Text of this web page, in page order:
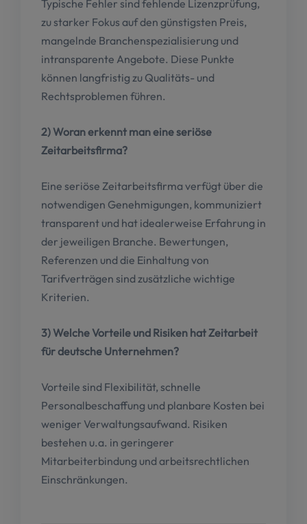
Typische Fehler sind fehlende Lizenzprüfung,
zu starker Fokus auf den günstigsten Preis,
mangelnde Branchenspezialisierung und
intransparente Angebote. Diese Punkte
können langfristig zu Qualitäts- und
Rechtsproblemen führen.
2) Woran erkennt man eine seriöse
Zeitarbeitsfirma?
Eine seriöse Zeitarbeitsfirma verfügt über die
notwendigen Genehmigungen, kommuniziert
transparent und hat idealerweise Erfahrung in
der jeweiligen Branche. Bewertungen,
Referenzen und die Einhaltung von
Tarifverträgen sind zusätzliche wichtige
Kriterien.
3) Welche Vorteile und Risiken hat Zeitarbeit
für deutsche Unternehmen?
Vorteile sind Flexibilität, schnelle
Personalbeschaffung und planbare Kosten bei
weniger Verwaltungsaufwand. Risiken
bestehen u.a. in geringerer
Mitarbeiterbindung und arbeitsrechtlichen
Einschränkungen.